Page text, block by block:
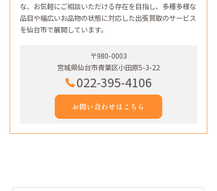
な、お気軽にご相談いただける存在を目指し、多種多様な
品目や幅広いお品物の状態に対応した出張買取のサービス
を仙台市で展開しています。
〒980-0003
宮城県仙台市青葉区小田原5-3-22
022-395-4106
お問い合わせはこちら